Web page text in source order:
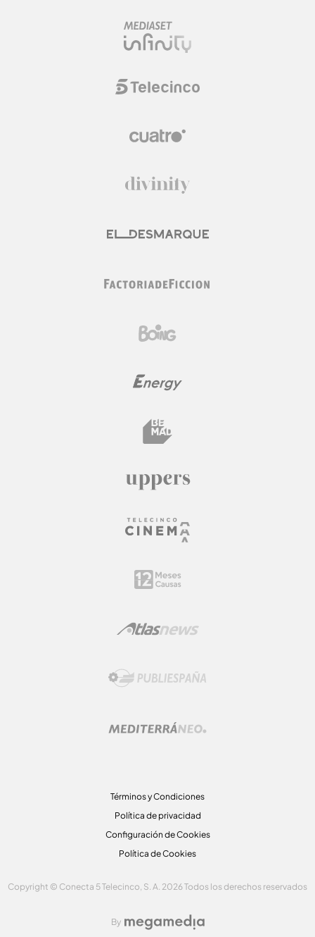
Términos y Condiciones
Política de privacidad
Configuración de Cookies
Política de Cookies
Copyright © Conecta 5 Telecinco, S. A. 2026 Todos los derechos reservados
By